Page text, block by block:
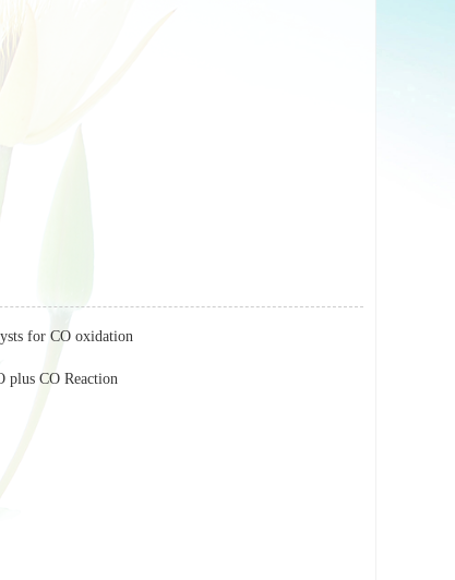
for CO oxidation
plus CO Reaction